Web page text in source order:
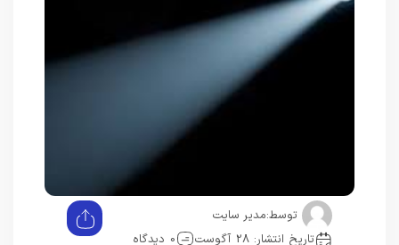
توسط:مدیر سایت
تاریخ انتشار: 28 آگوست
0 دیدگاه